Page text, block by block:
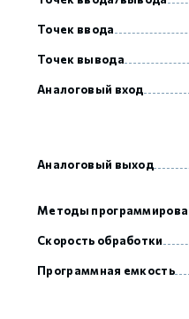
Точек ввода
Точек вывода
Аналоговый вход
Аналоговый выход
Методы
Скорость обработки
Программная емкость
GCAN